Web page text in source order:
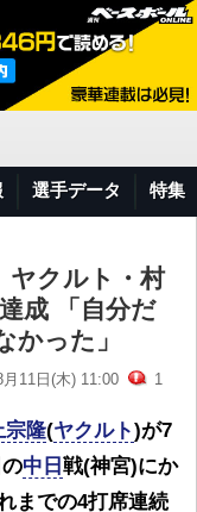
選手データ 特集
クルト・村
成 「自分だ
かった」
月11日(木) 11:00 1
宗隆(ヤクルト)が7
中日 戦(神宮)にか
までの4打席連続